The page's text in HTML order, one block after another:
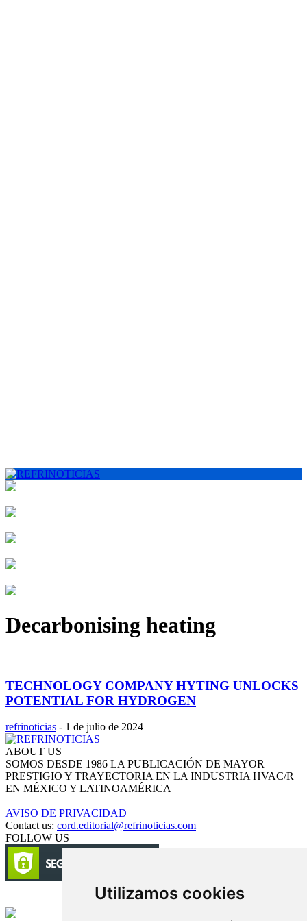
Utilizamos cookies
Decarbonising heating
TECHNOLOGY COMPANY HYTING UNLOCKS
POTENTIAL FOR HYDROGEN
refrinoticias - 1 de julio de 2024
ABOUT US
SOMOS DESDE 1986 LA PUBLICACIÓN DE MAYOR
PRESTIGIO Y TRAYECTORIA EN LA INDUSTRIA HVAC/R
EN MÉXICO Y LATINOAMÉRICA
AVISO DE PRIVACIDAD
Contact us: cord.editorial@refrinoticias.com
FOLLOW US
Circulación certificada